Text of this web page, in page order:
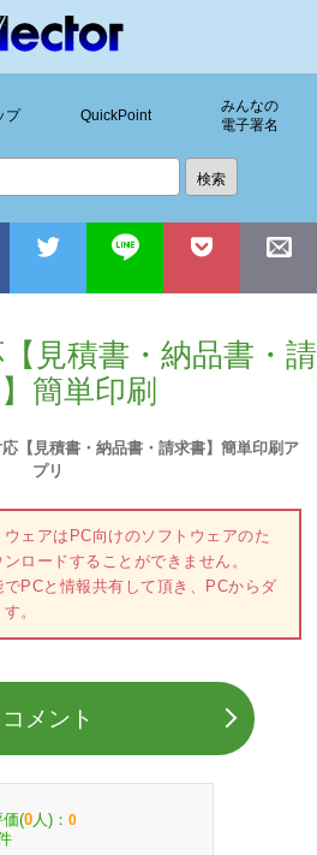
プ QuickPoint
みんなの
電子署名
見積書・納品書・請
簡単印刷
【見積書・納品書・請求書】簡単印刷ア
プリ
ェアはPC向けのソフトウェアのた
ロードすることができません。
PCと情報共有して頂き、PCからダ
。
コメント
価(0 人)： 0